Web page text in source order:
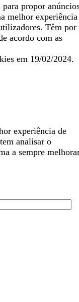
propor
melhor experiência
Têm por
acordo com as
em 19/02/2024.
experiência de
analisar o
a sempre